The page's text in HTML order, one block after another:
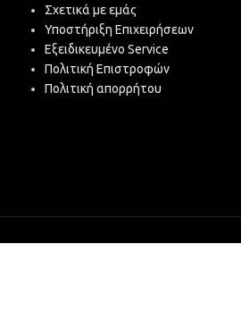
Σχετικά με εμάς
Υποστήριξη Επιχειρήσεων
Εξειδικευμένο Service
Πολιτική Επιστροφών
Πολιτική απορρήτου